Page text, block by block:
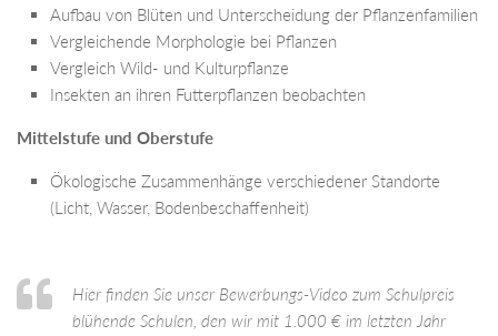
Aufbau von Blüten und Unterscheidung der Pflanzenfamilien
Vergleichende Morphologie bei Pflanzen
Vergleich Wild- und Kulturpflanze
Insekten an ihren Futterpflanzen beobachten
Mittelstufe und Oberstufe
Ökologische Zusammenhänge verschiedener Standorte
(Licht, Wasser, Bodenbeschaffenheit)
Hier finden Sie unser Bewerbungs-Video zum Schulpreis
blühende Schulen, den wir mit 1.000 € im letzten Jahr